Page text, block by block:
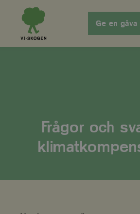
Ge en gåva
Frågor och